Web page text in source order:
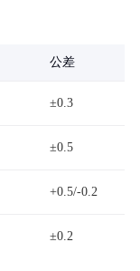
公差
±0.3
±0.5
+0.5/-0.2
±0.2